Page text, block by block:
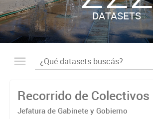
DATASETS
Recorrido de Colectivos
Jefatura de Gabinete y Gobierno